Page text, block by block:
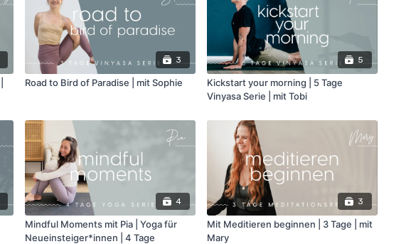
3
Road to Bird of Paradise | mit Sophie
5
Kickstart your morning | 5 Tage
Vinyasa Serie | mit Tobi
4
Mindful Moments mit Pia | Yoga für
Neueinsteiger*innen | 4 Tage
3
Mit Meditieren beginnen | 3 Tage | mit
Mary